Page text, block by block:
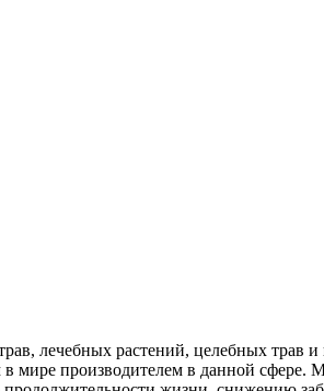
лечебных растений, целебных трав
мире производителем в данной